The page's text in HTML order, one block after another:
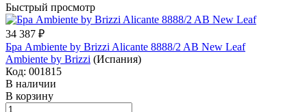
Быстрый просмотр
34 387 ₽
Бра Ambiente by Brizzi Alicante 8888/2 AB New Leaf
Ambiente by Brizzi (Испания)
Код: 001815
В наличии
В корзину